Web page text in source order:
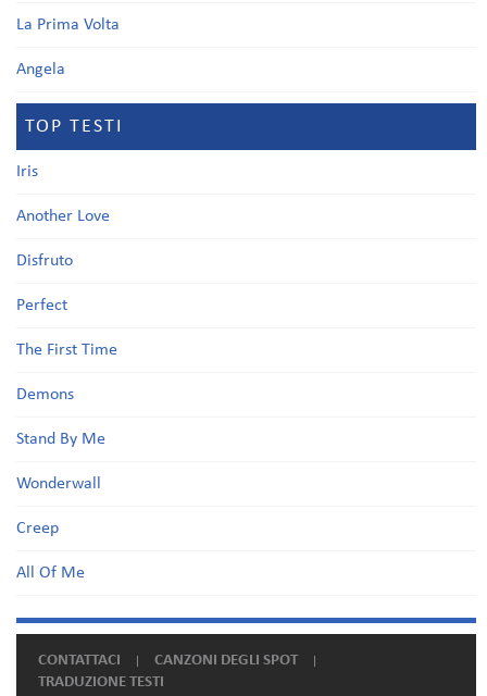
La Prima Volta
Angela
TOP TESTI
Iris
Another Love
Disfruto
Perfect
The First Time
Demons
Stand By Me
Wonderwall
Creep
All Of Me
CONTATTACI
CANZONI DEGLI SPOT
TRADUZIONE TESTI